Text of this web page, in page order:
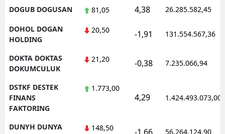
DOGUB DOGUSAN 81,05 4,38 26.285.582,45
DOHOL DOGAN
HOLDING
20,50 -1,91 131.554.567,36
DOKTA DOKTAS
DOKUMCULUK
21,20 -0,38 7.235.066,94
DSTKF DESTEK
FINANS
FAKTORING
1.773,00
4,29 1.424.493.073,00
DUNYH DUNYA
148,50 56.264.124,90